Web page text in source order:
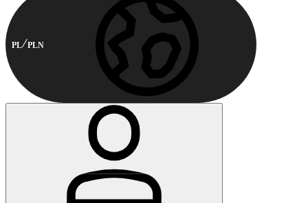
PL PLN